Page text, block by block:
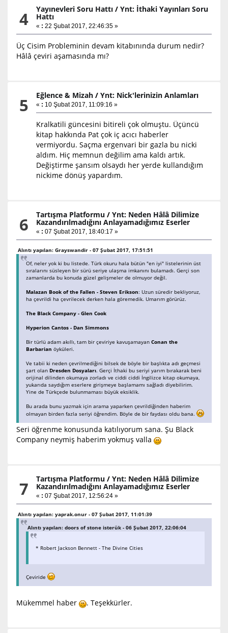
4 Yayınevleri Soru Hattı /Ynt: İthaki Yayınları Soru
Hattı
« : 22 Şubat 2017, 22:46:35 »
Üç Cisim Probleminin devam kitabınında durum nedir?
Hâlâ çeviri aşamasında mı?
5 Eğlence & Mizah /Ynt: Nick'lerinizin Anlamları
« : 10 Şubat 2017, 11:09:16 »
Kralkatili güncesini bitireli çok olmuştu. Üçüncü
kitap hakkında Pat çok iç acıcı haberler
vermiyordu. Saçma ergenvari bir gazla bu nicki
aldım. Hiç memnun değilim ama kaldı artık.
Değiştirme şansım olsaydı her yerde kullandığım
nickime dönüş yapardım.
6 Tartışma Platformu /Ynt: Neden Hâlâ Dilimize
Kazandırılmadığını Anlayamadığımız Eserler
« : 07 Şubat 2017, 18:40:17 »
Alıntı yapılan: Grayswandir - 07 Şubat 2017, 17:51:51
Of, neler yok ki bu listede. Türk okuru hala bütün "en iyi" listelerinin üst
sıralarını süsleyen bir sürü seriye ulaşma imkanını bulamadı. Gerçi son
zamanlarda bu konuda güzel gelişmeler de olmuyor değil.
Malazan Book of the Fallen - Steven Erikson: Uzun süredir bekliyoruz,
ha çevrildi ha çevrilecek derken hala göremedik. Umarım görürüz.
The Black Company - Glen Cook
Hyperion Cantos - Dan Simmons
Bir türlü adam akıllı, tam bir çeviriye kavuşamayan Conan the
Barbarian öyküleri.
Ve tabii ki neden çevrilmediğini bilsek de böyle bir başlıkta adı geçmesi
şart olan Dresden Dosyaları. Gerçi İthaki bu seriyi yarım bırakarak beni
orijinal dilinden okumaya zorladı ve ciddi ciddi İngilizce kitap okumaya,
yukarıda saydığım eserlere girişmeye başlamamı sağladı diyebilirim.
Yine de Türkçede bulunmaması büyük eksiklik.
Bu arada bunu yazmak için arama yaparken çevrildiğinden haberim
olmayan birden fazla seriyi öğrendim. Böyle de bir faydası oldu bana.
Seri öğrenme konusunda katılıyorum sana. Şu Black
Company neymiş haberim yokmuş valla
7 Tartışma Platformu /Ynt: Neden Hâlâ Dilimize
Kazandırılmadığını Anlayamadığımız Eserler
« : 07 Şubat 2017, 12:56:24 »
Alıntı yapılan: yaprak.onur - 07 Şubat 2017, 11:01:39
Alıntı yapılan: doors of stone isterük - 06 Şubat 2017, 22:06:04
* Robert Jackson Bennett - The Divine Cities
Çeviride
Mükemmel haber . Teşekkürler.